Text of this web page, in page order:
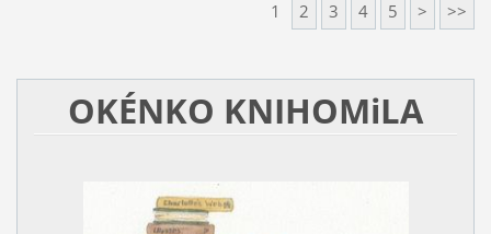
1 2 3 4 5 > >>
OKÉNKO KNIHOMiLA